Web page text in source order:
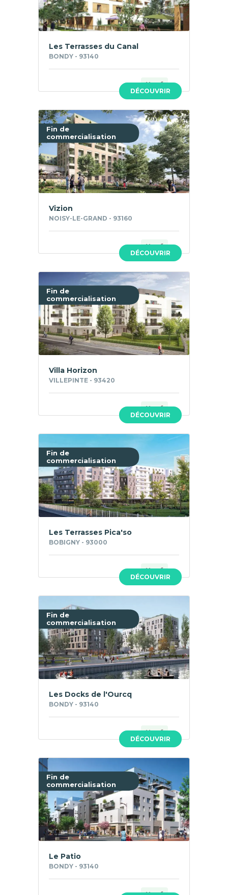
DÉCOUVRIR
Les Terrasses du Canal
BONDY - 93140
Neuf
Fin de
commercialisation
DÉCOUVRIR
Vizion
NOISY-LE-GRAND - 93160
Neuf
Fin de
commercialisation
DÉCOUVRIR
Villa Horizon
VILLEPINTE - 93420
Neuf
Fin de
commercialisation
DÉCOUVRIR
Les Terrasses Pica'so
BOBIGNY - 93000
Neuf
Fin de
commercialisation
DÉCOUVRIR
Les Docks de l'Ourcq
BONDY - 93140
Neuf
Fin de
commercialisation
Le Patio
BONDY - 93140